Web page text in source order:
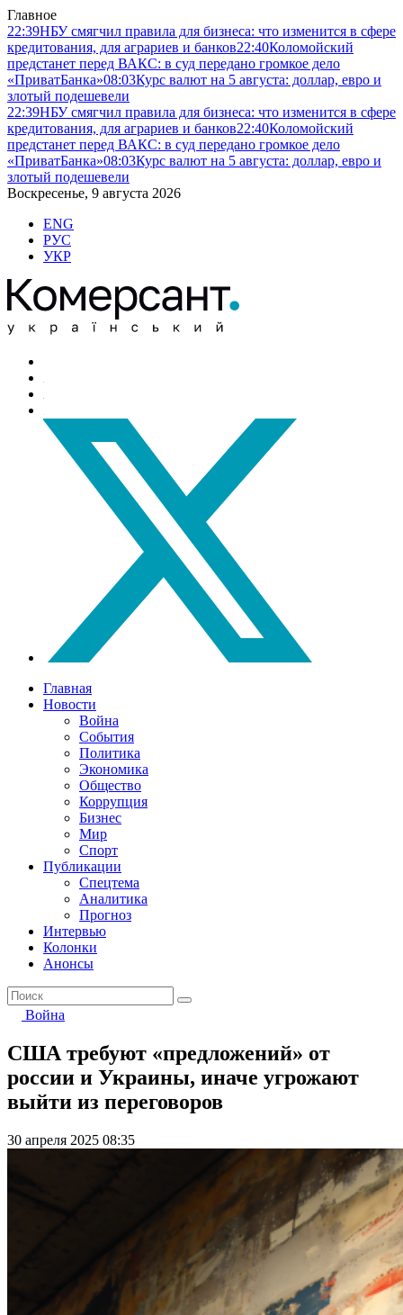
Главное
22:39НБУ смягчил правила для бизнеса: что изменится в сфере
кредитования, для аграриев и банков22:40Коломойский
предстанет перед ВАКС: в суд передано громкое дело
«ПриватБанка»08:03Курс валют на 5 августа: доллар, евро и
злотый подешевели
22:39НБУ смягчил правила для бизнеса: что изменится в сфере
кредитования, для аграриев и банков22:40Коломойский
предстанет перед ВАКС: в суд передано громкое дело
«ПриватБанка»08:03Курс валют на 5 августа: доллар, евро и
злотый подешевели
Воскресенье, 9 августа 2026
ENG
РУС
УКР
Главная
Новости
Война
События
Политика
Экономика
Общество
Коррупция
Бизнес
Мир
Спорт
Публикации
Спецтема
Аналитика
Прогноз
Интервью
Колонки
Анонсы
Война
США требуют «предложений» от
россии и Украины, иначе угрожают
выйти из переговоров
30 апреля 2025 08:35